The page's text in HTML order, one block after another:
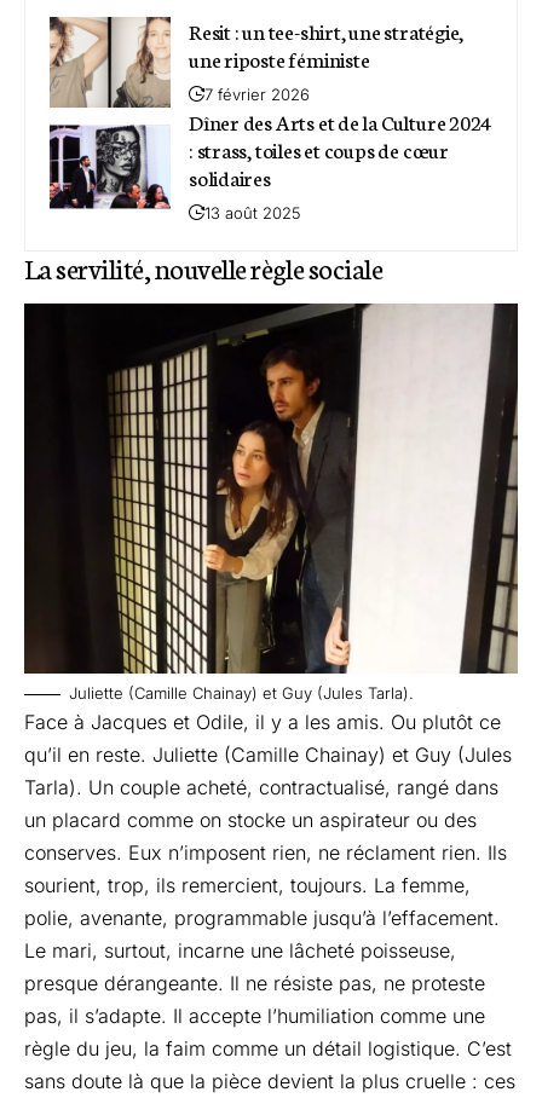
Resit : un tee-shirt, une stratégie,
une riposte féministe
7 février 2026
Dîner des Arts et de la Culture 2024
: strass, toiles et coups de cœur
solidaires
13 août 2025
La servilité, nouvelle règle sociale
Juliette (Camille Chainay) et Guy (Jules Tarla).
Face à Jacques et Odile, il y a les amis. Ou plutôt ce
qu’il en reste. Juliette (Camille Chainay) et Guy (Jules
Tarla). Un couple acheté, contractualisé, rangé dans
un placard comme on stocke un aspirateur ou des
conserves. Eux n’imposent rien, ne réclament rien. Ils
sourient, trop, ils remercient, toujours. La femme,
polie, avenante, programmable jusqu’à l’effacement.
Le mari, surtout, incarne une lâcheté poisseuse,
presque dérangeante. Il ne résiste pas, ne proteste
pas, il s’adapte. Il accepte l’humiliation comme une
règle du jeu, la faim comme un détail logistique. C’est
sans doute là que la pièce devient la plus cruelle : ces